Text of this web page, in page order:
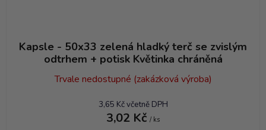
Kapsle - 50x33 zelená hladký terč se zvislým
odtrhem + potisk Květinka chráněná
Trvale nedostupné (zakázková výroba)
3,65 Kč včetně DPH
3,02 Kč / ks